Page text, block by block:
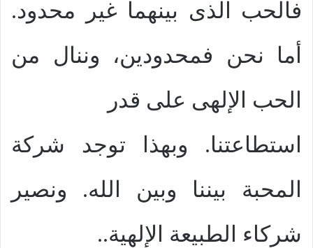
فالحب الذى بينهما غير محدود.
أما نحن فمحدودين، وننال من
الحب الإلهى على قدر
استطاعتنا. وبهذا توجد شركة
المحبة بيننا وبين الله. ونصير
شركاء الطبيعة الإلهية..